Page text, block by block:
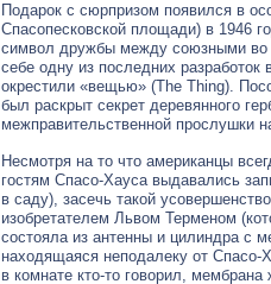
Подарок с сюрпризом появился в
Спасопесковской площади) в 1946
символ дружбы между союзными
себе одну из последних
окрестили «вещью» (The Thing).
был раскрыт секрет деревянного
межправительственной прослушки
Несмотря на то что американцы
гостям Спасо-Хауса выдавались
в саду), засечь такой
изобретателем Львом Терменом
состояла из антенны и цилиндра с
находящаяся неподалеку от Спасо-
в комнате кто-то говорил,